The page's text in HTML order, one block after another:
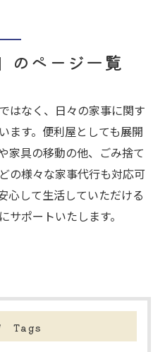
のページ一覧
はなく、日々の家事に関す
ます。便利屋としても展開
家具の移動の他、ごみ捨て
の様々な家事代行も対応可
心して生活していただける
サポートいたします。
Tags